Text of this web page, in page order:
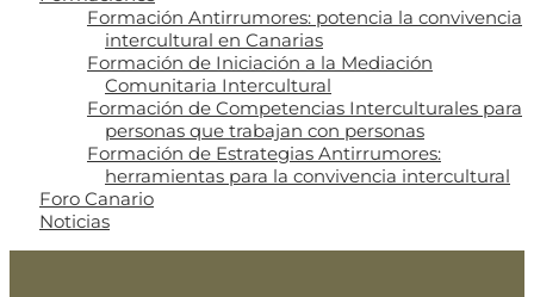
Formación Antirrumores: potencia la convivencia
intercultural en Canarias
Formación de Iniciación a la Mediación
Comunitaria Intercultural
Formación de Competencias Interculturales para
personas que trabajan con personas
Formación de Estrategias Antirrumores:
herramientas para la convivencia intercultural
Foro Canario
Noticias